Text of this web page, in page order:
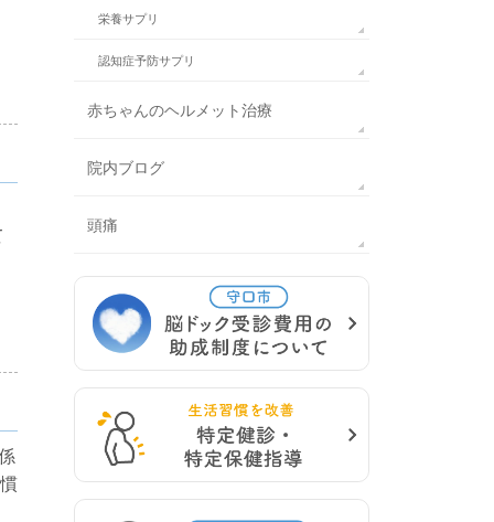
栄養サプリ
認知症予防サプリ
赤ちゃんのヘルメット治療
院内ブログ
頭痛